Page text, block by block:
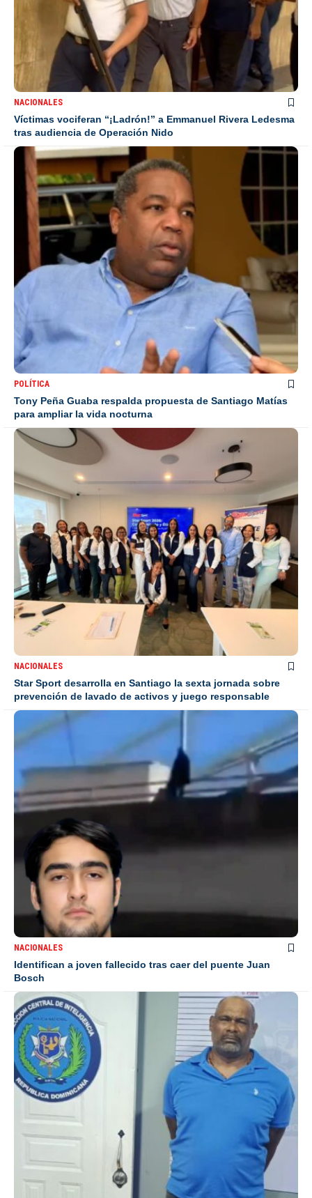
NACIONALES
Víctimas vociferan “¡Ladrón!” a Emmanuel Rivera Ledesma
tras audiencia de Operación Nido
POLÍTICA
Tony Peña Guaba respalda propuesta de Santiago Matías
para ampliar la vida nocturna
NACIONALES
Star Sport desarrolla en Santiago la sexta jornada sobre
prevención de lavado de activos y juego responsable
NACIONALES
Identifican a joven fallecido tras caer del puente Juan
Bosch